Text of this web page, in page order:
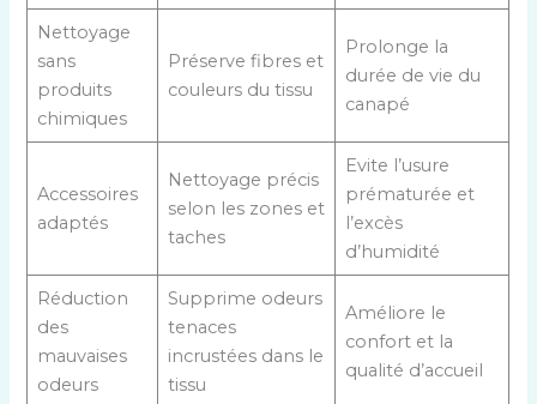
Nettoyage
sans
produits
chimiques
Préserve fibres et
couleurs du tissu
Prolonge la
durée de vie du
canapé
Accessoires
adaptés
Nettoyage précis
selon les zones et
taches
Evite l’usure
prématurée et
l’excès
d’humidité
Réduction
des
mauvaises
odeurs
Supprime odeurs
tenaces
incrustées dans le
tissu
Améliore le
confort et la
qualité d’accueil